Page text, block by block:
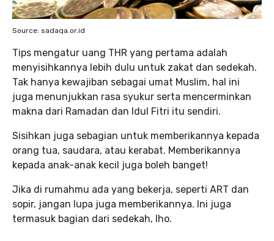
Source: sadaqa.or.id
Tips mengatur uang THR yang pertama adalah
menyisihkannya lebih dulu untuk zakat dan sedekah.
Tak hanya kewajiban sebagai umat Muslim, hal ini
juga menunjukkan rasa syukur serta mencerminkan
makna dari Ramadan dan Idul Fitri itu sendiri.
Sisihkan juga sebagian untuk memberikannya kepada
orang tua, saudara, atau kerabat. Memberikannya
kepada anak-anak kecil juga boleh banget!
Jika di rumahmu ada yang bekerja, seperti ART dan
sopir, jangan lupa juga memberikannya. Ini juga
termasuk bagian dari sedekah, lho.